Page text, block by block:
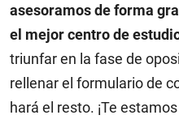
asesoramos de forma
el mejor centro de
triunfar en la fase de
rellenar el formulario de
hará el resto. ¡Te